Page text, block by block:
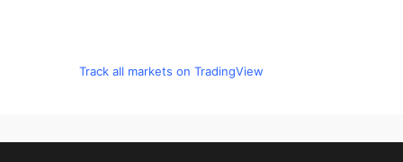
Track all markets on TradingView